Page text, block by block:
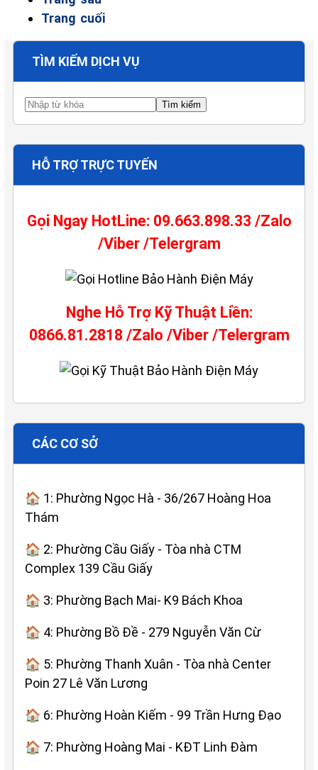
Trang cuối
TÌM KIẾM DỊCH VỤ
HỖ TRỢ TRỰC TUYẾN
Gọi Ngay HotLine: 09.663.898.33 /Zalo
/Viber /Telergram
Nghe Hỗ Trợ Kỹ Thuật Liền:
0866.81.2818 /Zalo /Viber /Telergram
CÁC CƠ SỞ
🏠 1: Phường Ngọc Hà - 36/267 Hoàng Hoa
Thám
🏠 2: Phường Cầu Giấy - Tòa nhà CTM
Complex 139 Cầu Giấy
🏠 3: Phường Bạch Mai- K9 Bách Khoa
🏠 4: Phường Bồ Đề - 279 Nguyễn Văn Cừ
🏠 5: Phường Thanh Xuân - Tòa nhà Center
Poin 27 Lê Văn Lương
🏠 6: Phường Hoàn Kiếm - 99 Trần Hưng Đạo
🏠 7: Phường Hoàng Mai - KĐT Linh Đàm